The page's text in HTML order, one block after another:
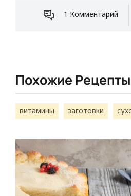
1 Комментарий
Похожие Рецепты
витамины заготовки